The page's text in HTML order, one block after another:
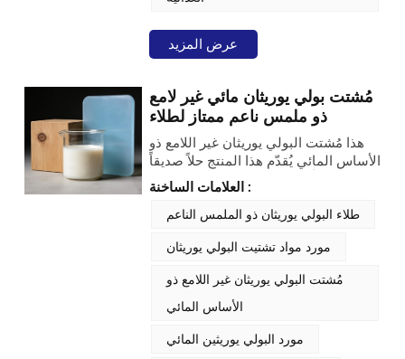
عرض المزيد
مُشتت بولي يوريثان مائي غير لامع
ذو ملمس ناعم ممتاز لطلاء
الخشب والبلاستيك
هذا مُشتت البولي يوريثان غير اللامع ذو
الأساس المائي يُقدّم هذا المنتج حلاً صديقاً
للبيئة وخالياً من المذيبات، لتحقيق أسطح
ناعمة الملمس ذات لمعان منخفض على
الأسطح الخشبية والبلاستيكية. فهو يدمج
البوليمر، مما يُغني عن استخدام عوامل
وثباتاً مُعززاً. يُشكّل المُشتّت طبقةً متصلةً
ذات بنية سطحية دقيقة الخشونة، مما
ناعماً يُشبه المطاط، دون التأثير على
العلامات الساخنة :
طلاء البولي يوريثان ذو الملمس الناعم
مورد مواد تشتيت البولي يوريثان
مُشتت البولي يوريثان غير اللامع ذو
الأساس المائي
مورد البولي يوريثين المائي